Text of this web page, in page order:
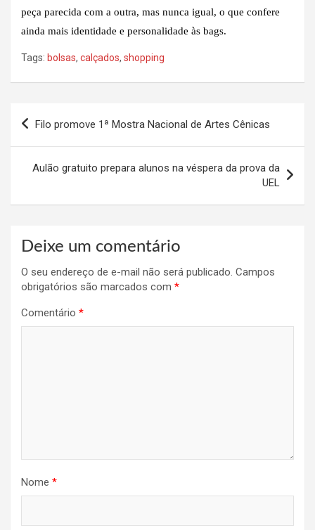
peça parecida com a outra, mas nunca igual, o que confere
ainda mais identidade e personalidade às bags.
Tags: bolsas, calçados, shopping
Filo promove 1ª Mostra Nacional de Artes Cênicas
Aulão gratuito prepara alunos na véspera da prova da
UEL
Deixe um comentário
O seu endereço de e-mail não será publicado. Campos
obrigatórios são marcados com *
Comentário *
Nome *